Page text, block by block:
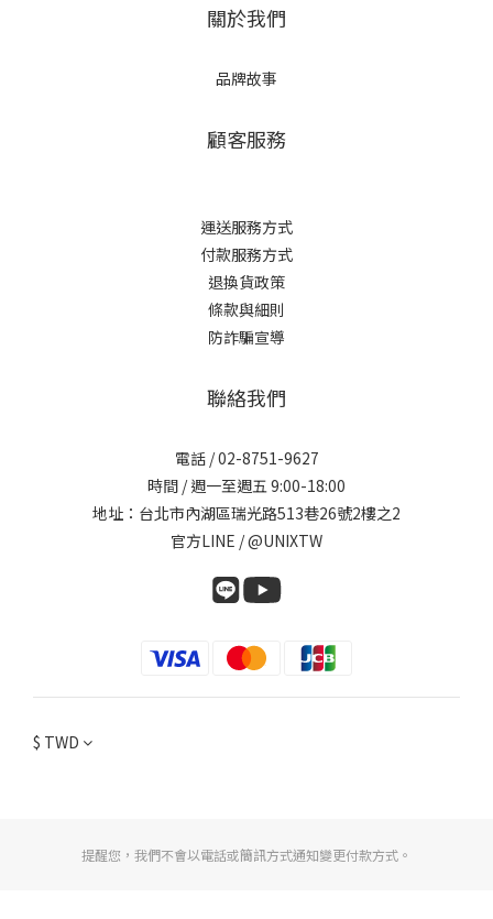
關於我們
品牌故事
顧客服務
運送服務方式
付款服務方式
退換貨政策
條款與細則
防詐騙宣導
聯絡我們
電話 / 02-8751-9627
時間 / 週一至週五 9:00-18:00
地址：台北市內湖區瑞光路513巷26號2樓之2
官方LINE / @UNIXTW
$ TWD
提醒您，我們不會以電話或簡訊方式通知變更付款方式。